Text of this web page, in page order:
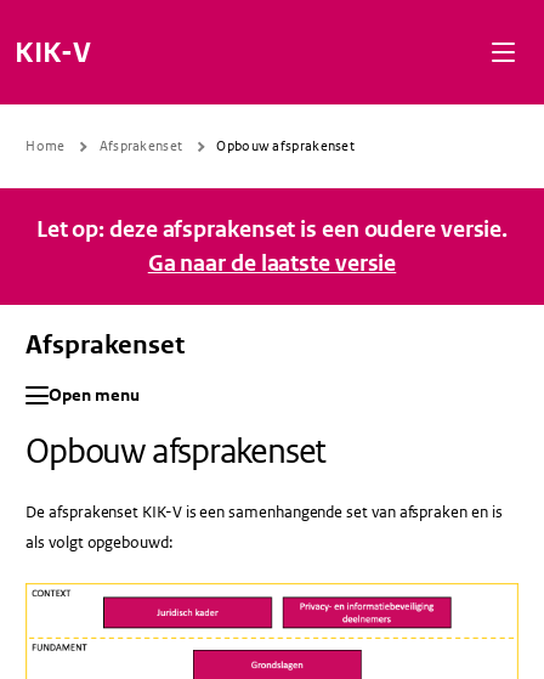
KIK-V
Home Afsprakenset Opbouw afsprakenset
Let op: deze afsprakenset is een oudere versie.
Ga naar de laatste versie
Afsprakenset
Open menu
Opbouw afsprakenset
De afsprakenset KIK-V is een samenhangende set van afspraken en is
als volgt opgebouwd: